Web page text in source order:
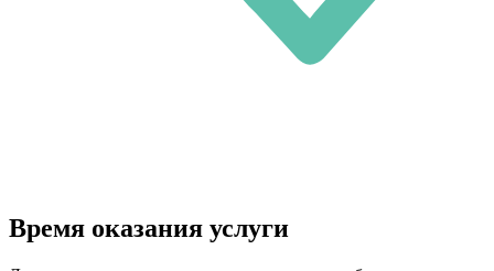
Время оказания услуги